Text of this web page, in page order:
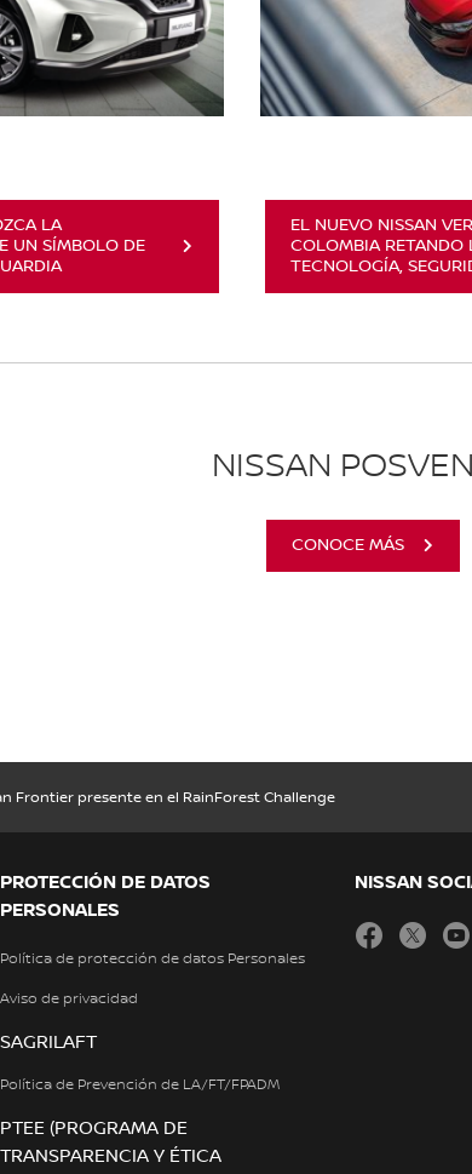
LA
UN SÍMBOLO DE
EL NUEVO NISSAN
COLOMBIA RETANDO
TECNOLOGÍA,
NISSAN
CONOCE MÁS
Frontier presente en el RainForest Challenge
PROTECCIÓN DE DATOS
PERSONALES
Política de protección de datos Personales
Aviso de privacidad
SAGRILAFT
Política de Prevención de LA/FT/FPADM
PTEE (PROGRAMA DE
TRANSPARENCIA Y ÉTICA
NISSAN
facebooktwitter